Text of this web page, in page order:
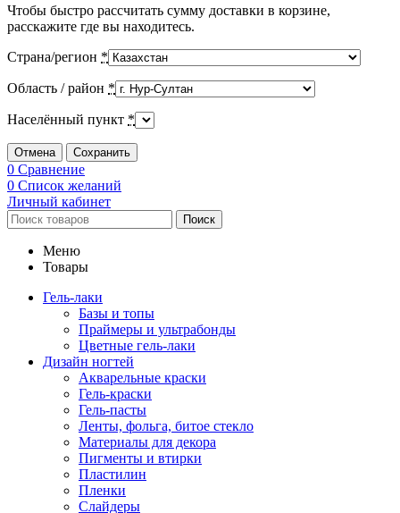
Чтобы быстро рассчитать сумму доставки в корзине,
расскажите где вы находитесь.
Страна/регион *
Область / район *
Населённый пункт *
Отмена Сохранить
0 Сравнение
0 Список желаний
Личный кабинет
Поиск
Меню
Товары
Гель-лаки
Базы и топы
Праймеры и ультрабонды
Цветные гель-лаки
Дизайн ногтей
Акварельные краски
Гель-краски
Гель-пасты
Ленты, фольга, битое стекло
Материалы для декора
Пигменты и втирки
Пластилин
Пленки
Слайдеры